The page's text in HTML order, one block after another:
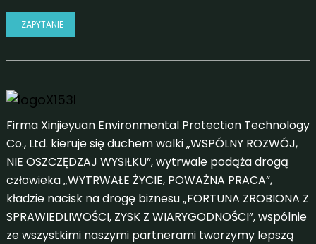
ZAPYTANIE
Firma Xinjieyuan Environmental Protection Technology
Co., Ltd. kieruje się duchem walki „WSPÓLNY ROZWÓJ,
NIE OSZCZĘDZAJ WYSIŁKU”, wytrwale podąża drogą
człowieka „WYTRWAŁE ŻYCIE, POWAŻNA PRACA”,
kładzie nacisk na drogę biznesu „FORTUNA ZROBIONA Z
SPRAWIEDLIWOŚCI, ZYSK Z WIARYGODNOŚCI”, wspólnie
ze wszystkimi naszymi partnerami tworzymy lepszą